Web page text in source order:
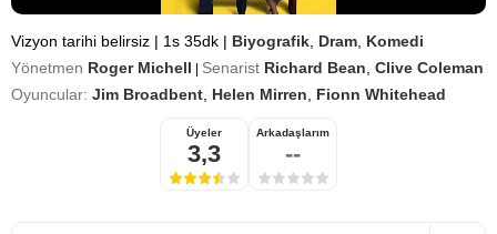
Vizyon tarihi belirsiz | 1s 35dk | Biyografik Dram Komedi
Yönetmen Roger Michell Senarist Richard Bean Clive Coleman
Oyuncular: Jim Broadbent Helen Mirren Fionn Whitehead
Üyeler
3,3
Arkadaşlarım
--